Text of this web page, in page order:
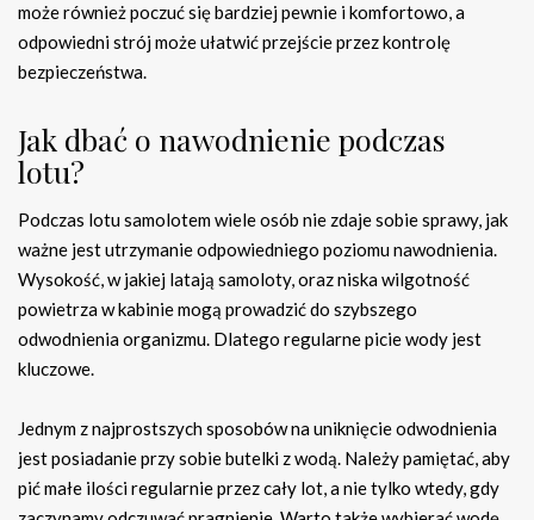
może również poczuć się bardziej pewnie i komfortowo, a
odpowiedni strój może ułatwić przejście przez kontrolę
bezpieczeństwa.
Jak dbać o nawodnienie podczas
lotu?
Podczas lotu samolotem wiele osób nie zdaje sobie sprawy, jak
ważne jest utrzymanie odpowiedniego poziomu nawodnienia.
Wysokość, w jakiej latają samoloty, oraz niska wilgotność
powietrza w kabinie mogą prowadzić do szybszego
odwodnienia organizmu. Dlatego regularne picie wody jest
kluczowe.
Jednym z najprostszych sposobów na uniknięcie odwodnienia
jest posiadanie przy sobie butelki z wodą. Należy pamiętać, aby
pić małe ilości regularnie przez cały lot, a nie tylko wtedy, gdy